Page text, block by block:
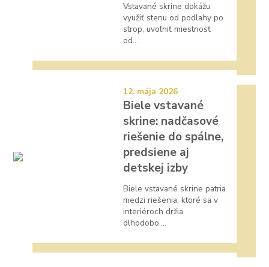
Vstavané skrine dokážu
využiť stenu od podlahy po
strop, uvoľniť miestnosť
od...
12. mája 2026
Biele vstavané
skrine: nadčasové
riešenie do spálne,
predsiene aj
detskej izby
Biele vstavané skrine patria
medzi riešenia, ktoré sa v
interiéroch držia
dlhodobo....